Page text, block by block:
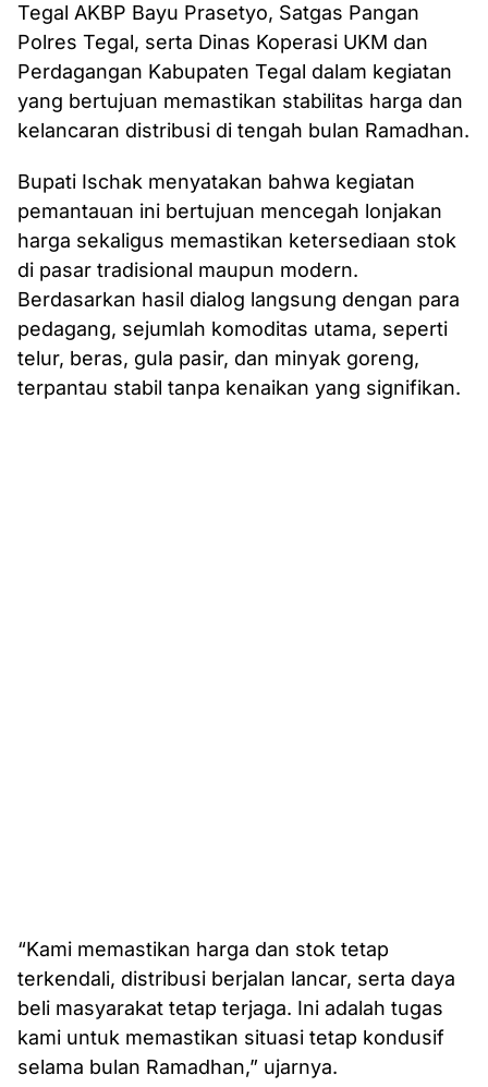
Tegal AKBP Bayu Prasetyo, Satgas Pangan
Polres Tegal, serta Dinas Koperasi UKM dan
Perdagangan Kabupaten Tegal dalam kegiatan
yang bertujuan memastikan stabilitas harga dan
kelancaran distribusi di tengah bulan Ramadhan.
Bupati Ischak menyatakan bahwa kegiatan
pemantauan ini bertujuan mencegah lonjakan
harga sekaligus memastikan ketersediaan stok
di pasar tradisional maupun modern.
Berdasarkan hasil dialog langsung dengan para
pedagang, sejumlah komoditas utama, seperti
telur, beras, gula pasir, dan minyak goreng,
terpantau stabil tanpa kenaikan yang signifikan.
“Kami memastikan harga dan stok tetap
terkendali, distribusi berjalan lancar, serta daya
beli masyarakat tetap terjaga. Ini adalah tugas
kami untuk memastikan situasi tetap kondusif
selama bulan Ramadhan,” ujarnya.